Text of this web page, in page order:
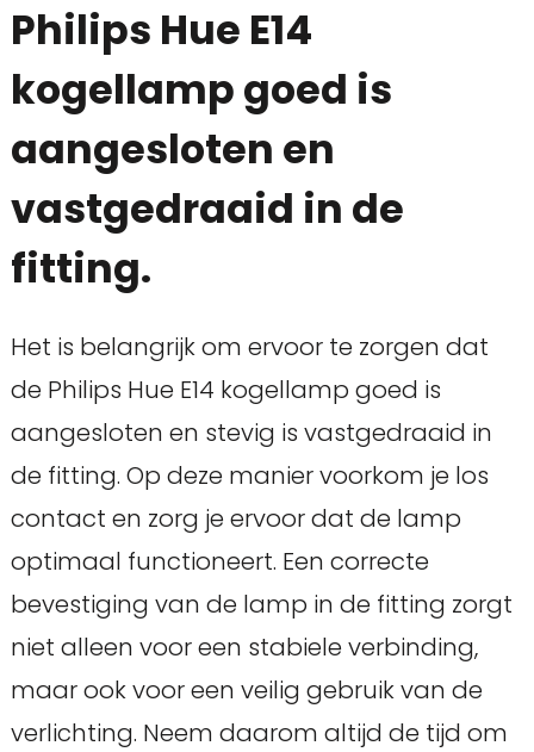
Philips Hue E14
kogellamp goed is
aangesloten en
vastgedraaid in de
fitting.
Het is belangrijk om ervoor te zorgen dat
de Philips Hue E14 kogellamp goed is
aangesloten en stevig is vastgedraaid in
de fitting. Op deze manier voorkom je los
contact en zorg je ervoor dat de lamp
optimaal functioneert. Een correcte
bevestiging van de lamp in de fitting zorgt
niet alleen voor een stabiele verbinding,
maar ook voor een veilig gebruik van de
verlichting. Neem daarom altijd de tijd om